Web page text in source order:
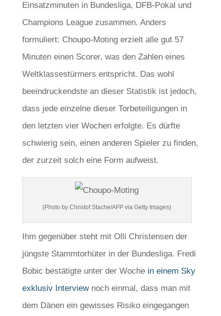
Einsatzminuten in Bundesliga, DFB-Pokal und
Champions League zusammen. Anders
formuliert: Choupo-Moting erzielt alle gut 57
Minuten einen Scorer, was den Zahlen eines
Weltklassestürmers entspricht. Das wohl
beeindruckendste an dieser Statistik ist jedoch,
dass jede einzelne dieser Torbeteiligungen in
den letzten vier Wochen erfolgte. Es dürfte
schwierig sein, einen anderen Spieler zu finden,
der zurzeit solch eine Form aufweist.
(Photo by Christof Stache/AFP via Getty Images)
Ihm gegenüber steht mit Olli Christensen der
jüngste Stammtorhüter in der Bundesliga. Fredi
Bobic bestätigte unter der Woche in einem Sky
exklusiv Interviewnoch einmal, dass man mit
dem Dänen ein gewisses Risiko eingegangen